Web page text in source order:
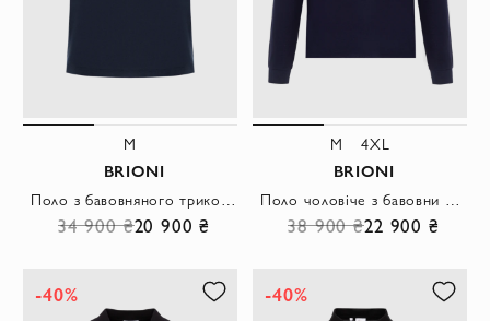
M
BRIONI
34 900 ₴20 900 ₴
M 4XL
BRIONI
38 900 ₴22 900 ₴
-40% -40%